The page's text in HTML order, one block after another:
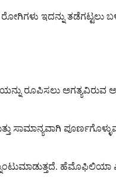
ಇದನ್ನು ತಡೆಗಟ್ಟಲು
ರೂಪಿಸಲು ಅಗತ್ಯವಿರುವ
ಸಾಮಾನ್ಯವಾಗಿ
ಹೆಮೊಫಿಲಿಯಾ